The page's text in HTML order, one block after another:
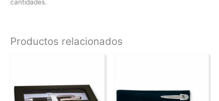
cantidades.
Productos relacionados